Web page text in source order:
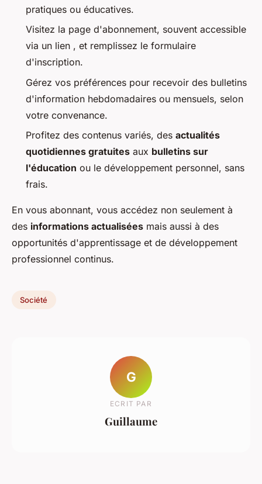
pratiques ou éducatives.
Visitez la page d'abonnement, souvent accessible
via un lien , et remplissez le formulaire
d'inscription.
Gérez vos préférences pour recevoir des bulletins
d'information hebdomadaires ou mensuels, selon
votre convenance.
Profitez des contenus variés, des actualités
quotidiennes gratuites aux bulletins sur
l'éducation ou le développement personnel, sans
frais.
En vous abonnant, vous accédez non seulement à
des informations actualisées mais aussi à des
opportunités d'apprentissage et de développement
professionnel continus.
Société
G
ECRIT PAR
Guillaume